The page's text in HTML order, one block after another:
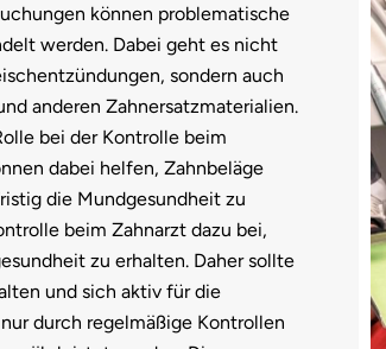
können problematische
werden. Dabei geht es nicht
sondern auch
anderen Zahnersatzmaterialien.
bei der Kontrolle beim
dabei helfen, Zahnbeläge
die Mundgesundheit zu
beim Zahnarzt dazu bei,
zu erhalten. Daher sollte
und sich aktiv für die
durch regelmäßige Kontrollen